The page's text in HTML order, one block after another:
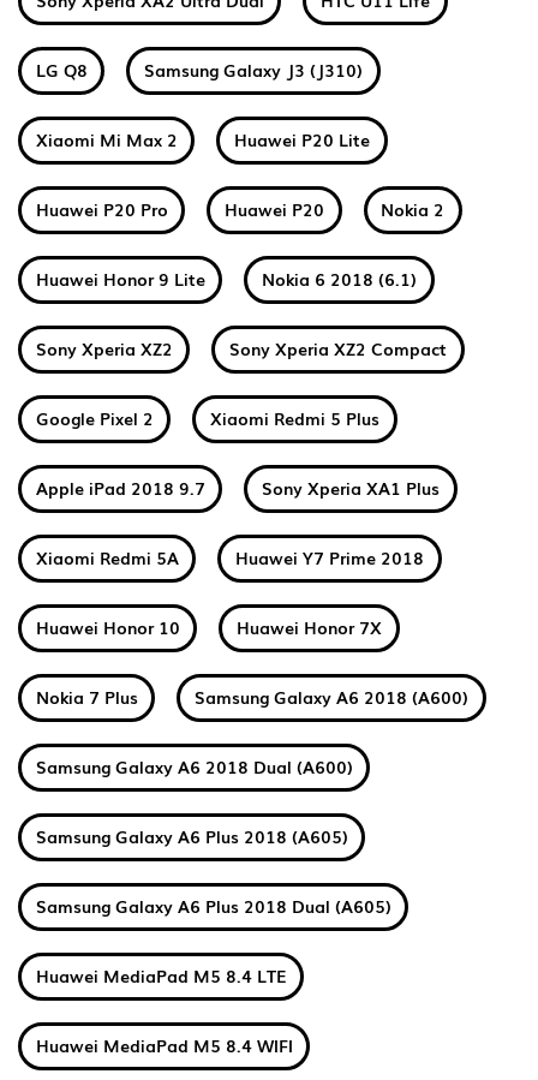
LG Q8 Samsung Galaxy J3 (J310)
Xiaomi Mi Max 2 Huawei P20 Lite
Huawei P20 Pro Huawei P20 Nokia 2
Huawei Honor 9 Lite Nokia 6 2018 (6.1)
Sony Xperia XZ2 Sony Xperia XZ2 Compact
Google Pixel 2 Xiaomi Redmi 5 Plus
Apple iPad 2018 9.7 Sony Xperia XA1 Plus
Xiaomi Redmi 5A Huawei Y7 Prime 2018
Huawei Honor 10 Huawei Honor 7X
Nokia 7 Plus Samsung Galaxy A6 2018 (A600)
Samsung Galaxy A6 2018 Dual (A600)
Samsung Galaxy A6 Plus 2018 (A605)
Samsung Galaxy A6 Plus 2018 Dual (A605)
Huawei MediaPad M5 8.4 LTE
Huawei MediaPad M5 8.4 WIFI